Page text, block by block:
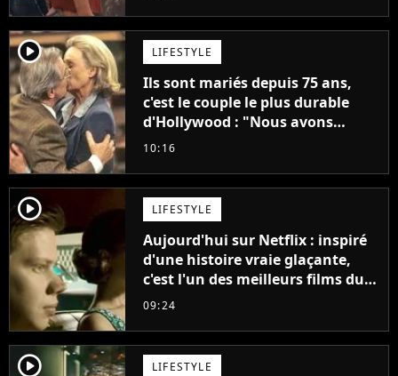
player2 LIFESTYLE
Ils sont mariés depuis 75 ans,
c'est le couple le plus durable
d'Hollywood : "Nous avons
avancé jour après jour, et les
décennies"
10:16
player2 LIFESTYLE
Aujourd'hui sur Netflix : inspiré
d'une histoire vraie glaçante,
c'est l'un des meilleurs films du
21ème siècle
09:24
player2 LIFESTYLE